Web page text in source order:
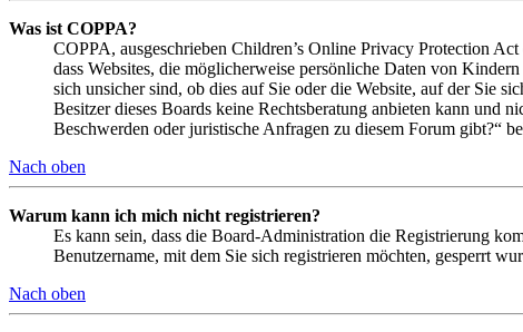
Was ist COPPA?
COPPA, ausgeschrieben Children’s Online Privacy Protection
dass Websites, die möglicherweise persönliche Daten von
sich unsicher sind, ob dies auf Sie oder die Website, auf der Sie
Besitzer dieses Boards keine Rechtsberatung anbieten kann und
Beschwerden oder juristische Anfragen zu diesem Forum gibt?“
Nach oben
Warum kann ich mich nicht registrieren?
Es kann sein, dass die Board-Administration die Registrierung
Benutzername, mit dem Sie sich registrieren möchten, gesperrt
Nach oben